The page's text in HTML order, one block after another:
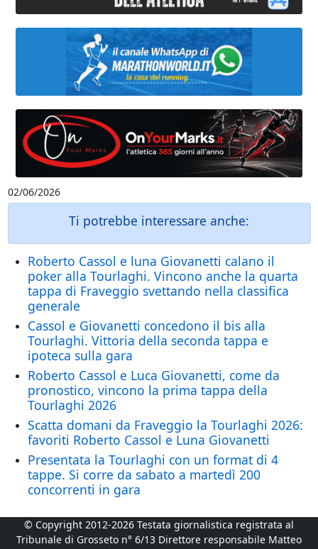
02/06/2026
Ti potrebbe interessare anche:
Roberto Cassol e luna Giovanetti calano il
poker alla Tourlaghi. Vincono anche la quarta
tappa di Fraveggio svettando nella classifica
generale
Cassol e Giovanetti concedono il bis alla
Tourlaghi. Vittoria della seconda tappa e
ipoteca sulla gara
Roberto Cassol e Luca Giovanetti, come da
pronostico, vincono la prima tappa della
Tourlaghi 2026
Scatta domani da Fraveggio la Tourlaghi 2026:
favoriti Roberto Cassol e Luna Giovanetti
Presentata la Tourlaghi con un format di 4
tappe. Si corre da sabato a martedì 200
concorrenti in gara
© Copyright 2012-2026 Testata giornalistica registrata al
Tribunale di Grosseto n° 6/13 Direttore responsabile Matteo